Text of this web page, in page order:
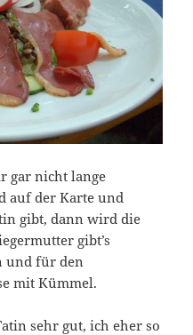
gar nicht lange
auf der Karte und
gibt, dann wird die
gibt’s
und für den
mit Kümmel.
sehr gut, ich eher so